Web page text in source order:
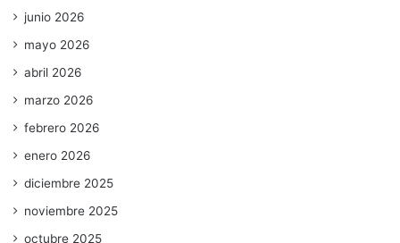
junio 2026
mayo 2026
abril 2026
marzo 2026
febrero 2026
enero 2026
diciembre 2025
noviembre 2025
octubre 2025